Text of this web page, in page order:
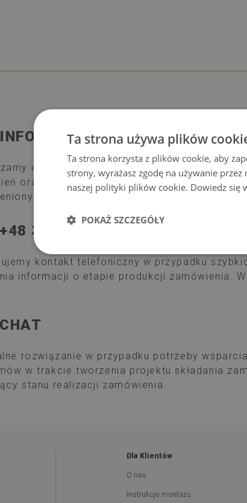
INFO@DYWANOMAT.PL
do kontaktu w kwestiach technicznych i
oraz reklamacji. Prosimy również o
w systemie.
+48 32 700 37 17
kontakt telefoniczny w przypadku
informacji o etapie produkcji zamówienia.
CHAT
rozwiązanie w przypadku potrzeby
w trakcie tworzenia projektu składania
stanu realizacji zamówienia.
Dla Klientów
O nas
Instrukcje montażu
Ta strona używa plików
Ta strona korzysta z plików cookie, aby
strony, wyrażasz zgodę na używanie
naszej polityki plików cookie. Dowiedz się
POKAŻ SZCZEGÓŁY